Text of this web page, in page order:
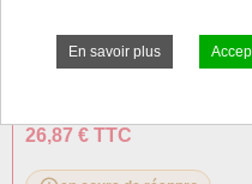
26,87 € TTC